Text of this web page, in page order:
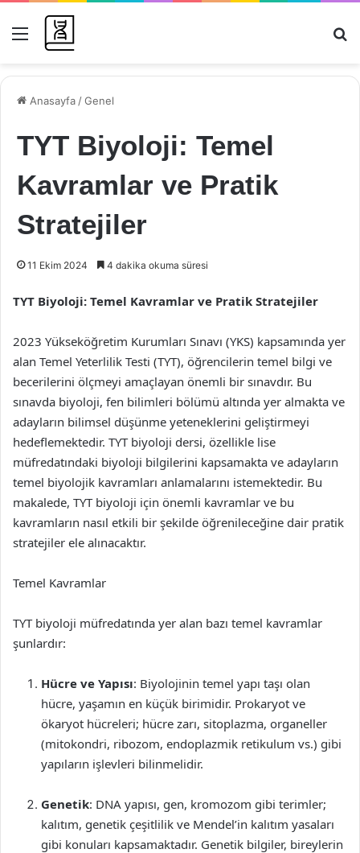
Menü
Anasayfa /Genel
TYT Biyoloji: Temel
Kavramlar ve Pratik
Stratejiler
11 Ekim 2024 4 dakika okuma süresi
TYT Biyoloji: Temel Kavramlar ve Pratik Stratejiler
2023 Yükseköğretim Kurumları Sınavı (YKS) kapsamında yer
alan Temel Yeterlilik Testi (TYT), öğrencilerin temel bilgi ve
becerilerini ölçmeyi amaçlayan önemli bir sınavdır. Bu
sınavda biyoloji, fen bilimleri bölümü altında yer almakta ve
adayların bilimsel düşünme yeteneklerini geliştirmeyi
hedeflemektedir. TYT biyoloji dersi, özellikle lise
müfredatındaki biyoloji bilgilerini kapsamakta ve adayların
temel biyolojik kavramları anlamalarını istemektedir. Bu
makalede, TYT biyoloji için önemli kavramlar ve bu
kavramların nasıl etkili bir şekilde öğrenileceğine dair pratik
stratejiler ele alınacaktır.
Temel Kavramlar
TYT biyoloji müfredatında yer alan bazı temel kavramlar
şunlardır:
Hücre ve Yapısı: Biyolojinin temel yapı taşı olan
hücre, yaşamın en küçük birimidir. Prokaryot ve
ökaryot hücreleri; hücre zarı, sitoplazma, organeller
(mitokondri, ribozom, endoplazmik retikulum vs.) gibi
yapıların işlevleri bilinmelidir.
Genetik: DNA yapısı, gen, kromozom gibi terimler;
kalıtım, genetik çeşitlilik ve Mendel’in kalıtım yasaları
gibi konuları kapsamaktadır. Genetik bilgiler, bireylerin